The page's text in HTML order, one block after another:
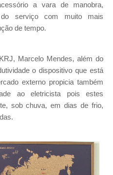
a vara de manobra,
do serviço com muito mais
de tempo.
Marcelo Mendes, além do
o dispositivo que está
externo propicia também
ao eletricista pois estes
sob chuva, em dias de frio,